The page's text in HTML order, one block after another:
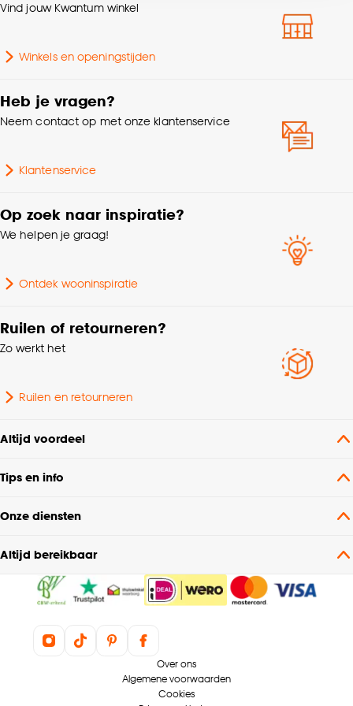
accepteren door op ‘Cookies aanpassen’ te
cookieverklaring
Lengte 15 CM
Vind jouw Kwantum winkel
Winkels en openingstijden
Heb je vragen?
Neem contact op met onze klantenservice
Klantenservice
Op zoek naar inspiratie?
We helpen je graag!
Ontdek wooninspiratie
Ruilen of retourneren?
Zo werkt het
Ruilen en retourneren
Altijd voordeel
Tips en info
Onze diensten
Altijd bereikbaar
Over ons
Algemene voorwaarden
Cookies